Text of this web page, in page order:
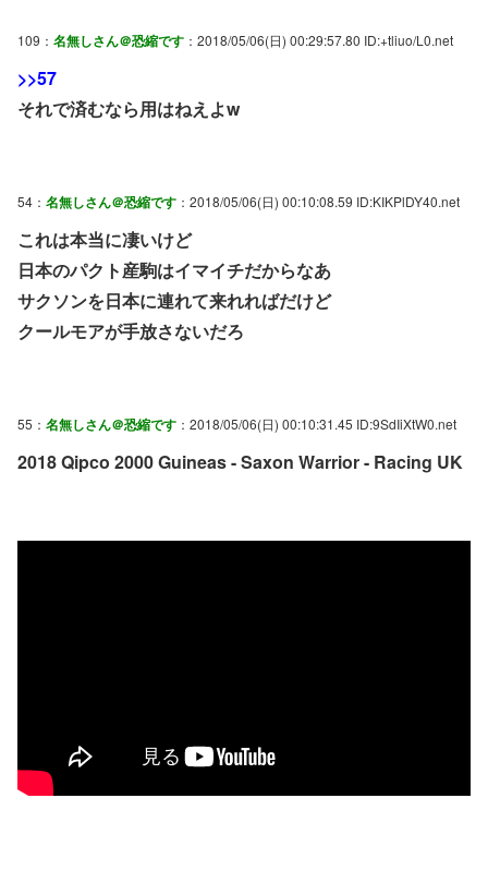
109： 名無しさん＠恐縮です ：2018/05/06(日) 00:29:57.80 ID:+tliuo/L0.net
>>57
それで済むなら用はねえよw
54： 名無しさん＠恐縮です ：2018/05/06(日) 00:10:08.59 ID:KIKPlDY40.net
これは本当に凄いけど
日本のパクト産駒はイマイチだからなあ
サクソンを日本に連れて来れればだけど
クールモアが手放さないだろ
55： 名無しさん＠恐縮です ：2018/05/06(日) 00:10:31.45 ID:9SdIiXtW0.net
2018 Qipco 2000 Guineas - Saxon Warrior - Racing UK